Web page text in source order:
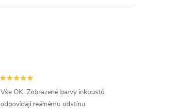
Vše OK. Zobrazené barvy inkoustů
odpovídají reálnému odstínu.